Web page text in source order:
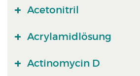
Acetonitril
Acrylamidlösung
Actinomycin D